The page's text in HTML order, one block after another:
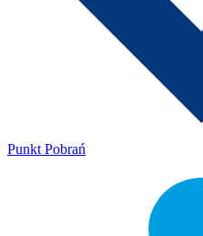
Punkt Pobrań